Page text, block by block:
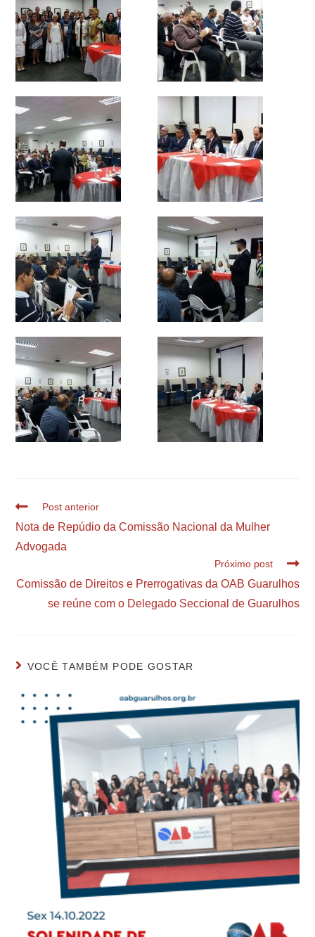
Post anterior
Nota de Repúdio da Comissão Nacional da Mulher
Advogada
Próximo post
Comissão de Direitos e Prerrogativas da OAB Guarulhos
se reúne com o Delegado Seccional de Guarulhos
VOCÊ TAMBÉM PODE GOSTAR